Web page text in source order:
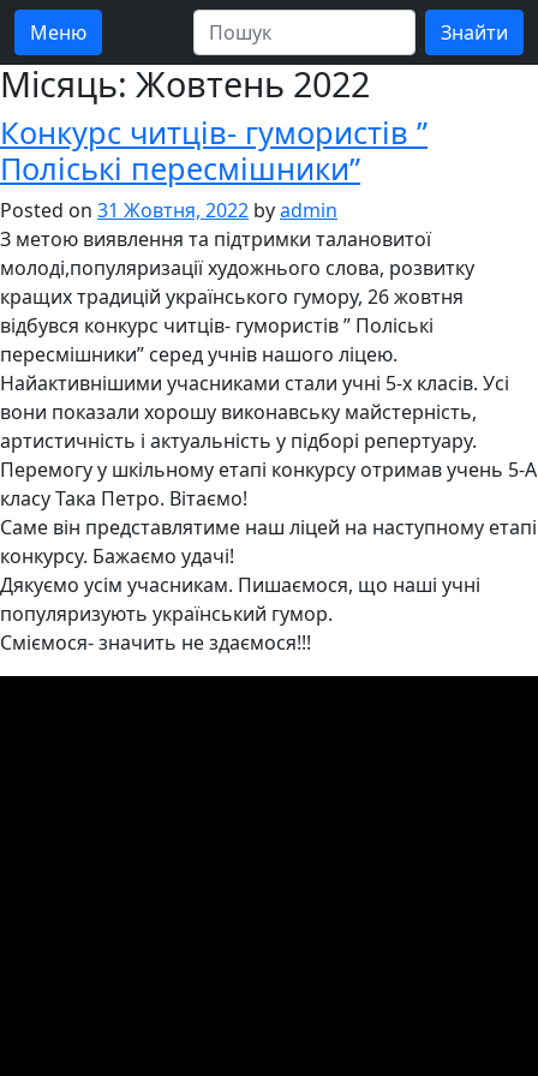
Меню
Місяць: Жовтень 2022
Конкурс читців- гумористів ”
Поліські пересмішники”
Posted on 31 Жовтня, 2022 byadmin
З метою виявлення та підтримки талановитої
молоді,популяризації художнього слова, розвитку
кращих традицій українського гумору, 26 жовтня
відбувся конкурс читців- гумористів ” Поліські
пересмішники” серед учнів нашого ліцею.
Найактивнішими учасниками стали учні 5-х класів. Усі
вони показали хорошу виконавську майстерність,
артистичність і актуальність у підборі репертуару.
Перемогу у шкільному етапі конкурсу отримав учень 5-А
класу Така Петро. Вітаємо!
Саме він представлятиме наш ліцей на наступному етапі
конкурсу. Бажаємо удачі!
Дякуємо усім учасникам. Пишаємося, що наші учні
популяризують український гумор.
Сміємося- значить не здаємося!!!